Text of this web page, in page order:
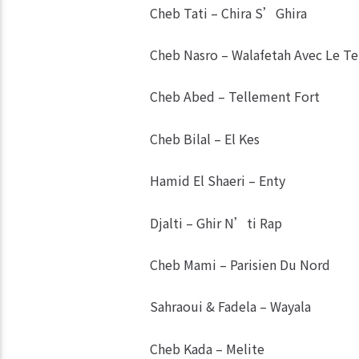
Cheb Tati – Chira S’Ghira
Cheb Nasro – Walafetah Avec Le
Cheb Abed – Tellement Fort
Cheb Bilal – El Kes
Hamid El Shaeri – Enty
Djalti – Ghir N’ti Rap
Cheb Mami – Parisien Du Nord
Sahraoui & Fadela – Wayala
Cheb Kada – Melite